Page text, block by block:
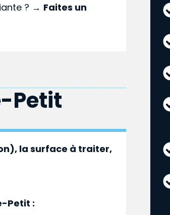
? → Faites un
Petit
la surface à traiter,
Petit :